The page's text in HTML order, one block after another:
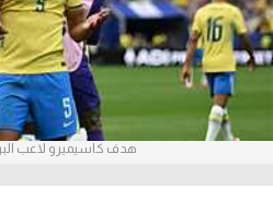
ركن الألعاب
بطولات
هدف كاسيميرو لاعب